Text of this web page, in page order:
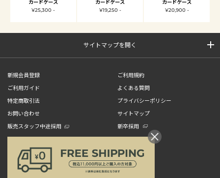
カードケース
¥25,300 -
カードケース
¥19,250 -
カードケース
¥20,900 -
サイトマップを開く
新規会員登録
ご利用規約
ご利用ガイド
よくある質問
特定商取引法
プライバシーポリシー
お問い合わせ
サイトマップ
販売スタッフ中途採用
新卒採用